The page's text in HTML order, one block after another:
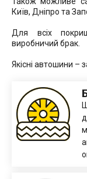
Київ, Дніпро та
Для всіх
виробничий брак.
Якісні автошини –